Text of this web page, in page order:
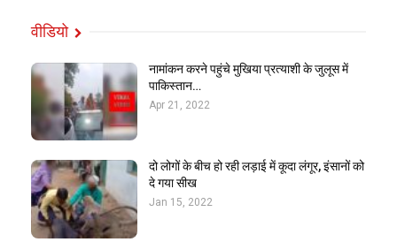
वीडियो
नामांकन करने पहुंचे मुखिया प्रत्याशी के जुलूस में
पाकिस्तान…
Apr 21, 2022
दो लोगों के बीच हो रही लड़ाई में कूदा लंगूर, इंसानों को
दे गया सीख
Jan 15, 2022